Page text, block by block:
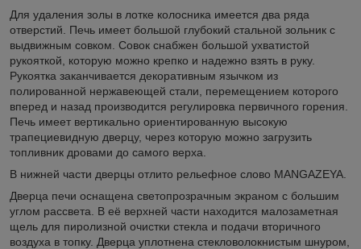
Для удаления золы в лотке колосника имеется два ряда
отверстий. Печь имеет большой глубокий стальной зольник с
выдвижным совком. Совок снабжен большой ухватистой
рукояткой, которую можно крепко и надежно взять в руку.
Рукоятка заканчивается декоративным язычком из
полированной нержавеющей стали, перемещением которого
вперед и назад производится регулировка первичного горения.
Печь имеет вертикально ориентированную высокую
трапециевидную дверцу, через которую можно загрузить
топливник дровами до самого верха.
В нижней части дверцы отлито рельефное слово MANGAZEYA.
Дверца печи оснащена светопрозрачным экраном с большим
углом рассвета. В её верхней части находится малозаметная
щель для пиролизной очистки стекла и подачи вторичного
воздуха в топку. Дверца уплотнена стекловолокнистым шнуром,